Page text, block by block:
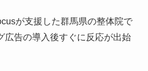
が支援した群馬県の整体院で
広告の導入後すぐに反応が出始